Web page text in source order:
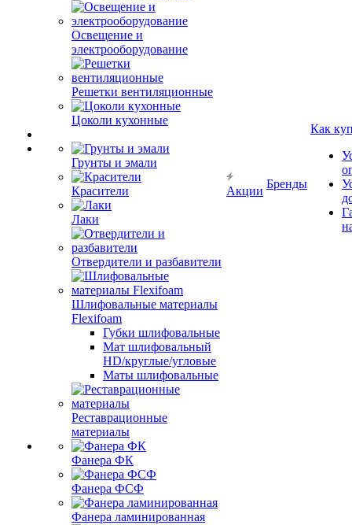
Освещение и
электрооборудование
Решетки вентиляционные
Цоколи кухонные
Грунты и эмали
Красители
Лаки
Отвердители и разбавители
Шлифовальные материалы
Flexifoam
Губки шлифовальные
Мат шлифовальный
HD/круглые/угловые
Маты шлифовальные
Реставрационные
материалы
Фанера ФК
Фанера ФСФ
Фанера ламинированная
Акции
Бренды
Как